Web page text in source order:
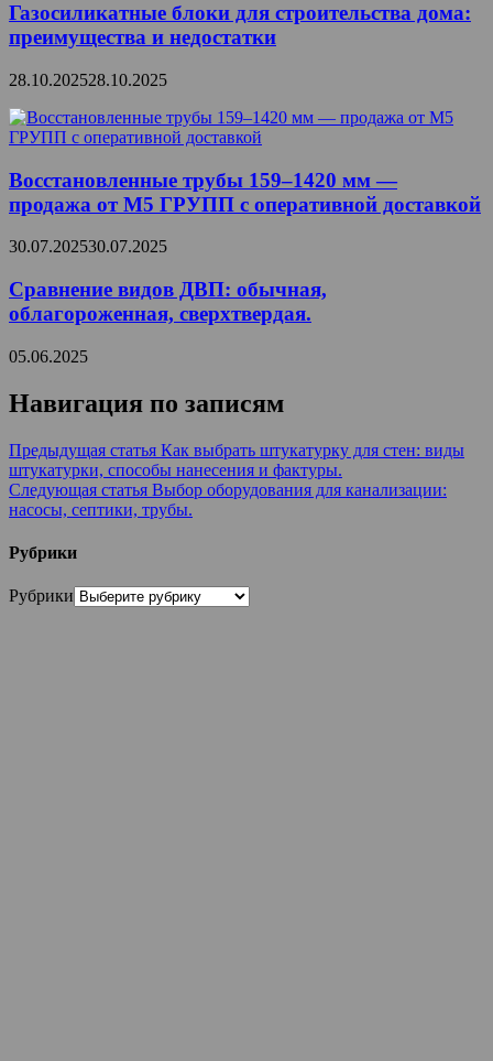
Газосиликатные блоки для строительства дома:
преимущества и недостатки
28.10.202528.10.2025
Восстановленные трубы 159–1420 мм —
продажа от М5 ГРУПП с оперативной доставкой
30.07.202530.07.2025
Сравнение видов ДВП: обычная,
облагороженная, сверхтвердая.
05.06.2025
Навигация по записям
Предыдущая статья Как выбрать штукатурку для стен: виды
штукатурки, способы нанесения и фактуры.
Следующая статья Выбор оборудования для канализации:
насосы, септики, трубы.
Рубрики
Рубрики